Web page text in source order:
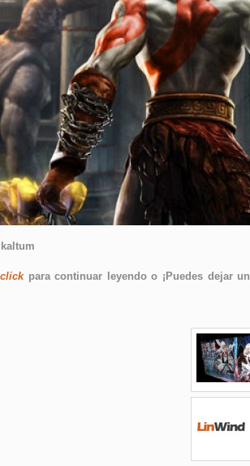
clickpara continuar leyendo o ¡Puedes dejar